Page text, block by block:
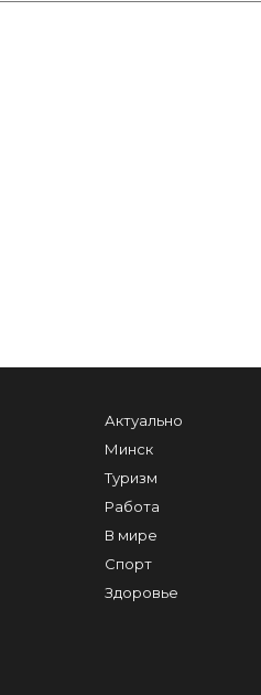
Актуально
Минск
Туризм
Работа
В мире
Спорт
Здоровье